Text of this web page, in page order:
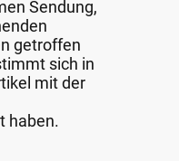
Sendung,
getroffen
sich in
mit der
haben.